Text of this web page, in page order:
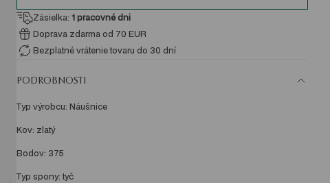
Zásielka: 1 pracovné dni
Doprava zdarma od 70 EUR
Bezplatné vrátenie tovaru do 30 dní
PODROBNOSTI
Typ výrobcu: Náušnice
Kov: zlatý
Bodov: 375
Typ spony: tyč